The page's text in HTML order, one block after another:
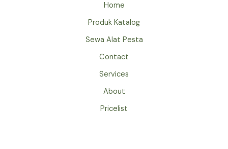
Home
Produk Katalog
Sewa Alat Pesta
Contact
Services
About
Pricelist